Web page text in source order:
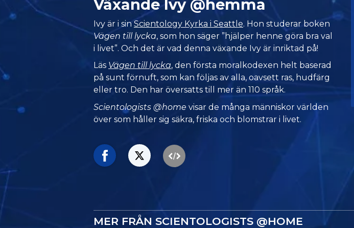
Växande Ivy @hemma
Ivy är i sinScientology Kyrka i Seattle. Hon studerar boken
Vägen till lycka, som hon säger ”hjälper henne göra bra val
i livet”. Och det är vad denna växande Ivy är inriktad på!
Läs Vägen till lycka, den första moralkodexen helt baserad
på sunt förnuft, som kan följas av alla, oavsett ras, hudfärg
eller tro. Den har översatts till mer än 110 språk.
Scientologists @home visar de många människor världen
över som håller sig säkra, friska och blomstrar i livet.
MER FRÅN SCIENTOLOGISTS @HOME